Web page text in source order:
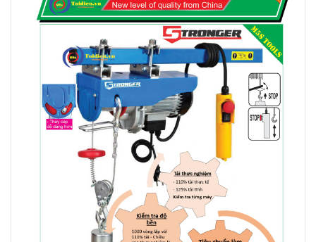
gàng quanh tang cuốn cáp.
Máy tời điện nhanh mini STRONGER 200-
trang bị móc treo đi kèm giúp việc lắp đặt dễ
dàng và thuận tiện hơn. Bên cạnh đó, tời điện 400kg
STRONGER được điều khiển bằng thiết bị điều khiển
cầm tay bằng nhựa cao cấp, cấu tạo đơn giản với hai
nút nhấn lên-xuống, tương ứng kéo-thả hàng hóa.
THÔNG SỐ KỸ THUẬT
Tên sản phẩm: Máy tời điện nhanh mini STRONGER
Mã sản phẩm: YT-TZF-200/400
Tải trọng: 200-400kg